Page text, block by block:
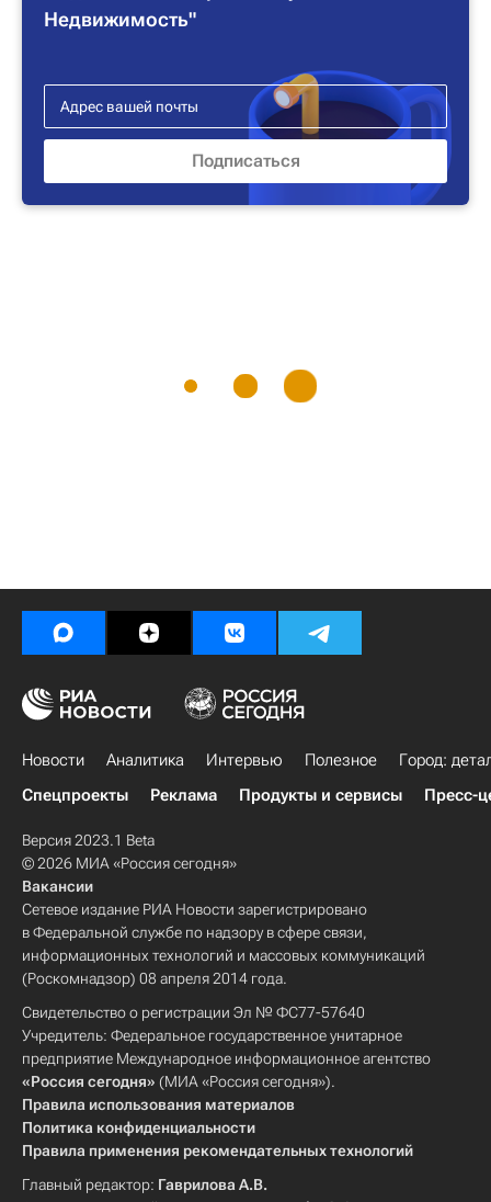
Недвижимость"
Новости Аналитика Интервью Полезное
Город:
Спецпроекты
Реклама Продукты и сервисы Пресс-
Версия 2023.1 Beta
© 2026 МИА «Россия сегодня»
Вакансии
Сетевое издание РИА Новости зарегистрировано
в Федеральной службе по надзору в сфере связи,
информационных технологий и массовых коммуникаций
(Роскомнадзор) 08 апреля 2014 года.
Свидетельство о регистрации Эл № ФС77-57640
Учредитель: Федеральное государственное унитарное
предприятие Международное информационное агентство
«Россия сегодня» (МИА «Россия сегодня»).
Правила использования материалов
Политика конфиденциальности
Правила применения рекомендательных технологий
Главный редактор: Гаврилова А.В.